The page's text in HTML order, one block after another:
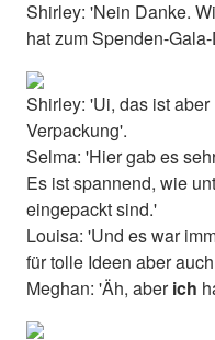
Shirley: 'Nein Danke.
hat zum Spenden-
Shirley: 'Ui, das ist
Verpackung'.
Selma: 'Hier gab es
Es ist spannend, wie
eingepackt sind.'
Louisa: 'Und es war
für tolle Ideen aber
Meghan: 'Äh, aberich